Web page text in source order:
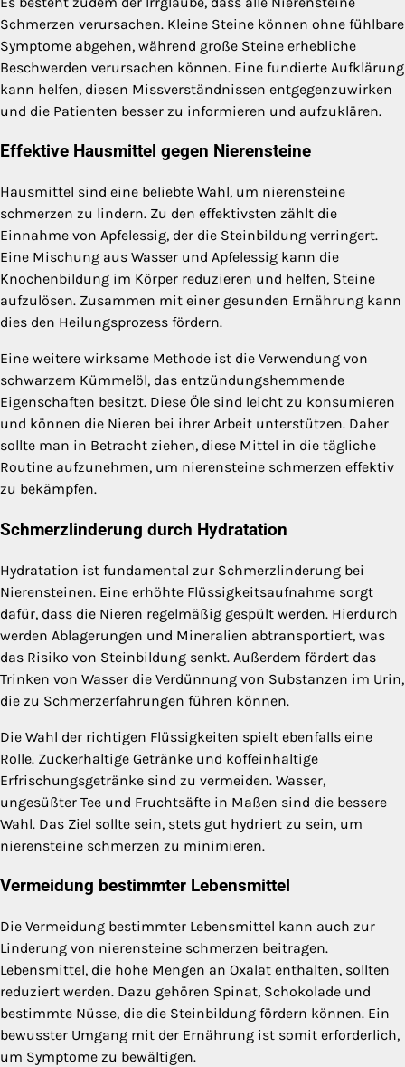
Schmerzen verursachen. Kleine Steine können ohne fühlbare
Symptome abgehen, während große Steine erhebliche
Beschwerden verursachen können. Eine fundierte Aufklärung
kann helfen, diesen Missverständnissen entgegenzuwirken
und die Patienten besser zu informieren und aufzuklären.
Effektive Hausmittel gegen Nierensteine
Hausmittel sind eine beliebte Wahl, um nierensteine
schmerzen zu lindern. Zu den effektivsten zählt die
Einnahme von Apfelessig, der die Steinbildung verringert.
Eine Mischung aus Wasser und Apfelessig kann die
Knochenbildung im Körper reduzieren und helfen, Steine
aufzulösen. Zusammen mit einer gesunden Ernährung kann
dies den Heilungsprozess fördern.
Eine weitere wirksame Methode ist die Verwendung von
schwarzem Kümmelöl, das entzündungshemmende
Eigenschaften besitzt. Diese Öle sind leicht zu konsumieren
und können die Nieren bei ihrer Arbeit unterstützen. Daher
sollte man in Betracht ziehen, diese Mittel in die tägliche
Routine aufzunehmen, um nierensteine schmerzen effektiv
zu bekämpfen.
Schmerzlinderung durch Hydratation
Hydratation ist fundamental zur Schmerzlinderung bei
Nierensteinen. Eine erhöhte Flüssigkeitsaufnahme sorgt
dafür, dass die Nieren regelmäßig gespült werden. Hierdurch
werden Ablagerungen und Mineralien abtransportiert, was
das Risiko von Steinbildung senkt. Außerdem fördert das
Trinken von Wasser die Verdünnung von Substanzen im Urin,
die zu Schmerzerfahrungen führen können.
Die Wahl der richtigen Flüssigkeiten spielt ebenfalls eine
Rolle. Zuckerhaltige Getränke und koffeinhaltige
Erfrischungsgetränke sind zu vermeiden. Wasser,
ungesüßter Tee und Fruchtsäfte in Maßen sind die bessere
Wahl. Das Ziel sollte sein, stets gut hydriert zu sein, um
nierensteine schmerzen zu minimieren.
Vermeidung bestimmter Lebensmittel
Die Vermeidung bestimmter Lebensmittel kann auch zur
Linderung von nierensteine schmerzen beitragen.
Lebensmittel, die hohe Mengen an Oxalat enthalten, sollten
reduziert werden. Dazu gehören Spinat, Schokolade und
bestimmte Nüsse, die die Steinbildung fördern können. Ein
bewusster Umgang mit der Ernährung ist somit erforderlich,
um Symptome zu bewältigen.